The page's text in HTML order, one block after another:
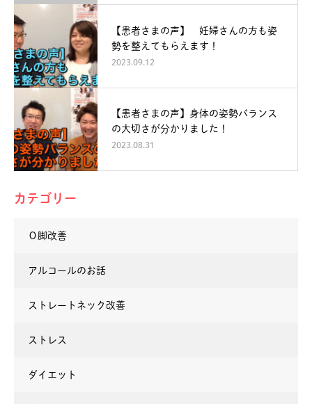
【患者さまの声】 妊婦さんの方も姿
勢を整えてもらえます！
2023.09.12
【患者さまの声】身体の姿勢バランス
の大切さが分かりました！
2023.08.31
カテゴリー
Ｏ脚改善
アルコールのお話
ストレートネック改善
ストレス
ダイエット